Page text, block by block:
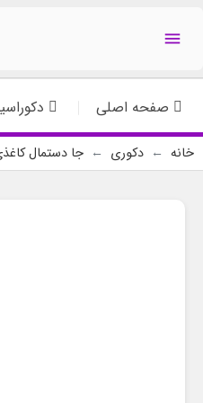

صفحه اصلی
خانه دکوری جا دستمال